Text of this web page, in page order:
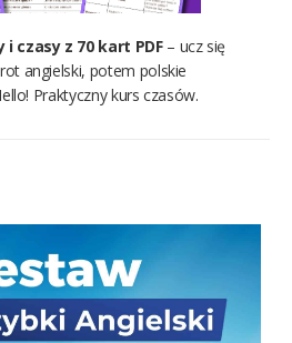
czasy z 70 kart PDF– ucz się
angielski, potem polskie
Praktyczny kurs czasów.